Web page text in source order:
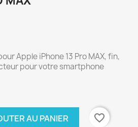
Apple iPhone 13 Pro MAX, fin,
pour votre smartphone
AU PANIER favorite_border